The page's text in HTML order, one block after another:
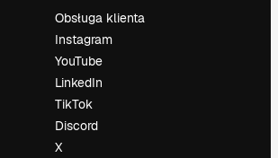
Obsługa klienta
Instagram
YouTube
LinkedIn
TikTok
Discord
X